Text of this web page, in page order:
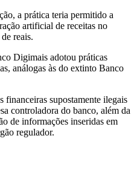
a prática teria permitido a
artificial de receitas no
reais.
Digimais adotou práticas
análogas às do extinto Banco
financeiras supostamente ilegais
controladora do banco, além da
de informações inseridas em
regulador.